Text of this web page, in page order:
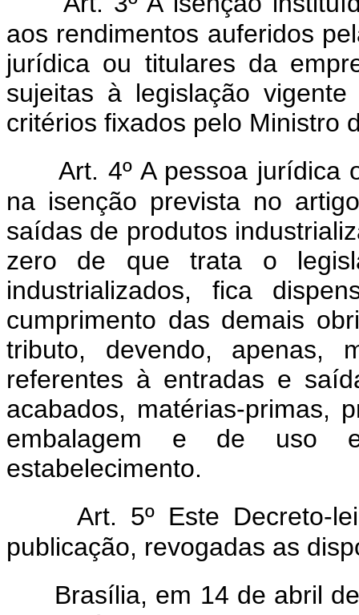
aos rendimentos auferidos
jurídica ou titulares da
sujeitas à legislação
critérios fixados pelo Ministro
Art. 4º A pessoa jurídica
na isenção prevista no
saídas de produtos
zero de que trata o
industrializados, fica
cumprimento das demais
tributo, devendo, apenas,
referentes à entradas e
acabados, matérias-primas,
embalagem e de uso
estabelecimento.
Art. 5º Este Decreto-
publicação, revogadas as
Brasília, em 14 de abril